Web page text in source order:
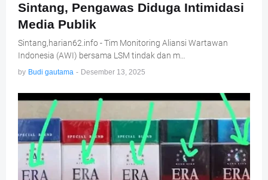
Sintang, Pengawas Diduga Intimidasi
Media Publik
Sintang,harian62.info - Tim Monitoring Aliansi Wartawan
Indonesia (AWI) bersama LSM tindak dan m…
by Budi gautama - Desember 13, 2025